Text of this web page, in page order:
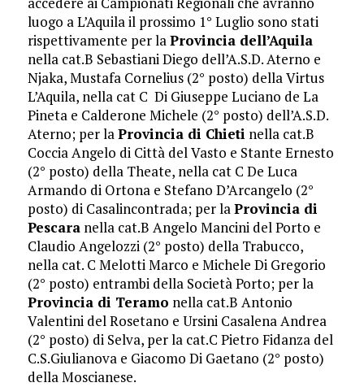
luogo a L’Aquila il prossimo 1° Luglio sono stati
rispettivamente per laProvincia dell’Aquila
nella cat.B Sebastiani Diego dell’A.S.D. Aterno e
Njaka, Mustafa Cornelius (2° posto) della Virtus
L’Aquila, nella cat C Di Giuseppe Luciano de La
Pineta e Calderone Michele (2° posto) dell’A.S.D.
Aterno; per laProvincia di Chieti nella cat.B
Coccia Angelo di Città del Vasto e Stante Ernesto
(2° posto) della Theate, nella cat C De Luca
Armando di Ortona e Stefano D’Arcangelo (2°
posto) di Casalincontrada; per laProvincia di
Pescaranella cat.B Angelo Mancini del Porto e
Claudio Angelozzi (2° posto) della Trabucco,
nella cat. C Melotti Marco e Michele Di Gregorio
(2° posto) entrambi della Società Porto; per la
Provincia di Teramo nella cat.B Antonio
Valentini del Rosetano e Ursini Casalena Andrea
(2° posto) di Selva, per la cat.C Pietro Fidanza del
C.S.Giulianova e Giacomo Di Gaetano (2° posto)
della Moscianese.